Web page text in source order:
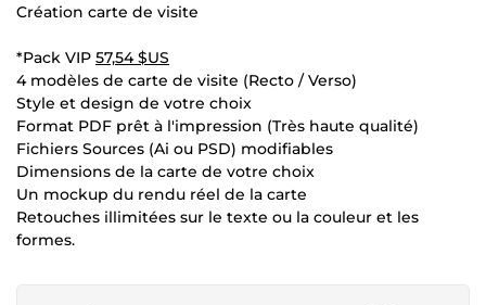
Création carte de visite
*Pack VIP 57,54 $US
4 modèles de carte de visite (Recto / Verso)
Style et design de votre choix
Format PDF prêt à l'impression (Très haute qualité)
Fichiers Sources (Ai ou PSD) modifiables
Dimensions de la carte de votre choix
Un mockup du rendu réel de la carte
Retouches illimitées sur le texte ou la couleur et les
formes.